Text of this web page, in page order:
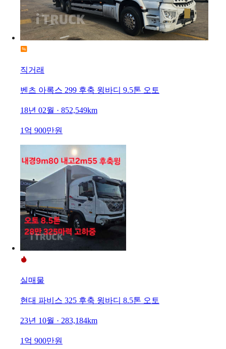
직거래
벤츠 아록스 299 후축 윙바디 9.5톤 오토
18년 02월 · 852,549km
1억 900만원
실매물
현대 파비스 325 후축 윙바디 8.5톤 오토
23년 10월 · 283,184km
1억 900만원